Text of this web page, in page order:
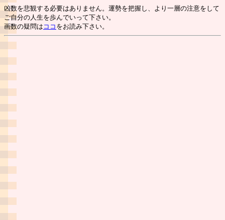
凶数を悲観する必要はありません。運勢を把握し、より一層の注意をして
ご自分の人生を歩んでいって下さい。
画数の疑問は ココ をお読み下さい。